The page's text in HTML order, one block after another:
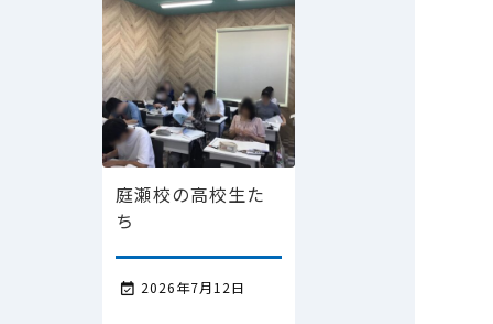
庭瀬校の高校生た
ち
 2026年7月12日